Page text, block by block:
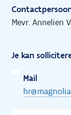
Mevr. Annelien
Je kan
Mail